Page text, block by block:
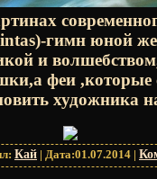
гимн юной
и
феи ,которые
художника
Кай | Дата:01.07.2014 |